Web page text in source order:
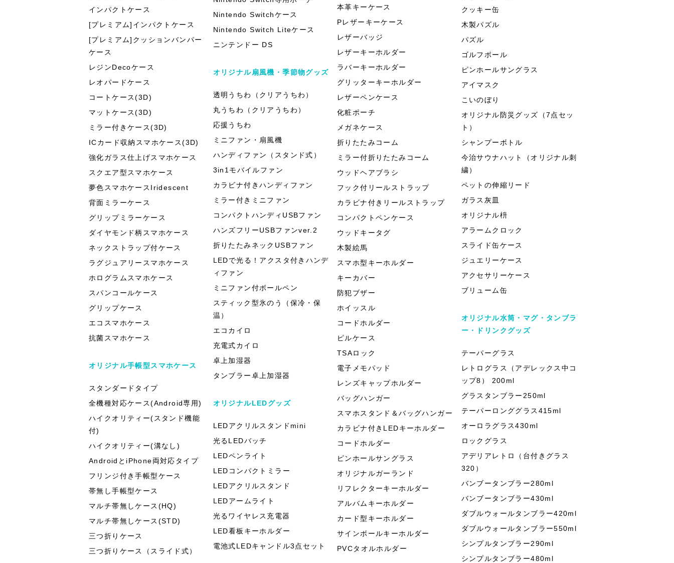
インパクトケース
[プレミアム]インパクトケース
[プレミアム]クッションバンパー
ケース
レジンDecoケース
レオパードケース
コートケース(3D)
マットケース(3D)
ミラー付きケース(3D)
ICカード収納スマホケース(3D)
強化ガラス仕上げスマホケース
スクエア型スマホケース
夢色スマホケースIridescent
背面ミラーケース
グリップミラーケース
ダイヤモンド柄スマホケース
ネックストラップ付ケース
ラグジュアリースマホケース
ホログラムスマホケース
スパンコールケース
グリップケース
エコスマホケース
抗菌スマホケース
オリジナル手帳型スマホケース
スタンダードタイプ
全機種対応ケース(Android専用)
ハイクオリティー(スタンド機能
付)
ハイクオリティー(溝なし)
AndroidとiPhone両対応タイプ
フリンジ付き手帳型ケース
帯無し手帳型ケース
マルチ帯無しケース(HQ)
マルチ帯無しケース(STD)
三つ折りケース
三つ折りケース（スライド式）
Nintendo Switchケース
Nintendo Switch Liteケース
ニンテンドー DS
オリジナル扇風機・季節物グッズ
透明うちわ（クリアうちわ）
丸うちわ（クリアうちわ）
応援うちわ
ミニファン・扇風機
ハンディファン（スタンド式）
3in1モバイルファン
カラビナ付きハンディファン
ミラー付きミニファン
コンパクトハンディUSBファン
ハンズフリーUSBファンver.2
折りたたみネックUSBファン
LEDで光る！アクスタ付きハンデ
ィファン
ミニファン付ボールペン
スティック型氷のう（保冷・保
温）
エコカイロ
充電式カイロ
卓上加湿器
タンブラー卓上加湿器
オリジナルLEDグッズ
LEDアクリルスタンドmini
光るLEDバッチ
LEDペンライト
LEDコンパクトミラー
LEDアクリルスタンド
LEDアームライト
光るワイヤレス充電器
LED看板キーホルダー
電池式LEDキャンドル3点セット
本革キーケース
Pレザーキーケース
レザーバッジ
レザーキーホルダー
ラバーキーホルダー
グリッターキーホルダー
レザーペンケース
化粧ポーチ
メガネケース
折りたたみコーム
ミラー付折りたたみコーム
ウッドヘアブラシ
フック付リールストラップ
カラビナ付きリールストラップ
コンパクトペンケース
ウッドキータグ
木製絵馬
スマホ型キーホルダー
キーカバー
防犯ブザー
ホイッスル
コードホルダー
ピルケース
TSAロック
電子メモパッド
レンズキャップホルダー
バッグハンガー
スマホスタンド＆バッグハンガー
カラビナ付きLEDキーホルダー
コードホルダー
ピンホールサングラス
オリジナルガーランド
リフレクターキーホルダー
アルバムキーホルダー
カード型キーホルダー
サインボールキーホルダー
PVCタオルホルダー
クッキー缶
木製パズル
パズル
ゴルフボール
ピンホールサングラス
アイマスク
こいのぼり
オリジナル防災グッズ（7点セッ
ト）
シャンプーボトル
今治サウナハット（オリジナル刺
繍）
ペットの伸縮リード
ガラス灰皿
オリジナル枡
アラームクロック
スライド缶ケース
ジュエリーケース
アクセサリーケース
ブリューム缶
オリジナル水筒・マグ・タンブラ
ー・ドリンクグッズ
テーパーグラス
レトログラス（アデレックス中コ
ップ8） 200ml
グラスタンブラー250ml
テーパーロンググラス415ml
オーロラグラス430ml
ロックグラス
アデリアレトロ（台付きグラス
320）
バンブータンブラー280ml
バンブータンブラー430ml
ダブルウォールタンブラー420ml
ダブルウォールタンブラー550ml
シンプルタンブラー290ml
シンプルタンブラー480ml